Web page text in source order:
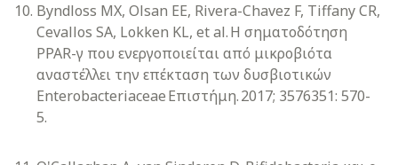
Byndloss MX, Olsan EE, Rivera-Chavez F, Tiffany CR,
Cevallos SA, Lokken KL, et al. Η σηματοδότηση
PPAR-γ που ενεργοποιείται από μικροβιότα
αναστέλλει την επέκταση των δυσβιοτικών
Enterobacteriaceae Επιστήμη. 2017; 3576351: 570-
5.